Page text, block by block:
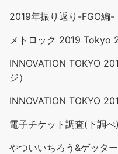
2019年振り返り-FGO編-
メトロック 2019 Tokyo
INNOVATION TOKYO
ジ）
INNOVATION TOKYO
電子チケット調査(下調べ)
やついいちろう&ゲッタ